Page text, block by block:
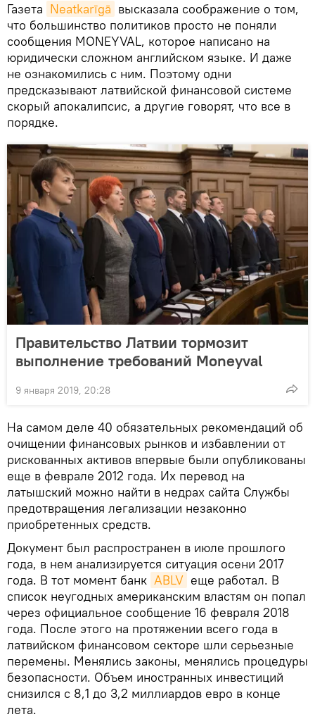
Газета Neatkarīgā высказала соображение о том,
что большинство политиков просто не поняли
сообщения MONEYVAL, которое написано на
юридически сложном английском языке. И даже
не ознакомились с ним. Поэтому одни
предсказывают латвийской финансовой системе
скорый апокалипсис, а другие говорят, что все в
порядке.
Правительство Латвии тормозит
выполнение требований Moneyval
9 января 2019, 20:28
На самом деле 40 обязательных рекомендаций об
очищении финансовых рынков и избавлении от
рискованных активов впервые были опубликованы
еще в феврале 2012 года. Их перевод на
латышский можно найти в недрах сайта Службы
предотвращения легализации незаконно
приобретенных средств.
Документ был распространен в июле прошлого
года, в нем анализируется ситуация осени 2017
года. В тот момент банк ABLV еще работал. В
список неугодных американским властям он попал
через официальное сообщение 16 февраля 2018
года. После этого на протяжении всего года в
латвийском финансовом секторе шли серьезные
перемены. Менялись законы, менялись процедуры
безопасности. Объем иностранных инвестиций
снизился с 8,1 до 3,2 миллиардов евро в конце
лета.